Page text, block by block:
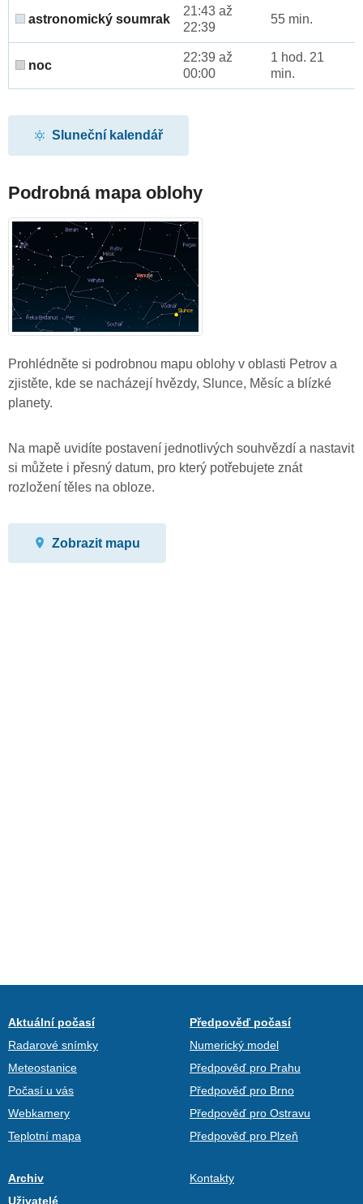
astronomický soumrak
21:43 až
22:39
55 min.
noc
22:39 až
00:00
1 hod. 21
min.
Sluneční kalendář
Podrobná mapa oblohy
Prohlédněte si podrobnou mapu oblohy v oblasti Petrov a
zjistěte, kde se nacházejí hvězdy, Slunce, Měsíc a blízké
planety.
Na mapě uvidíte postavení jednotlivých souhvězdí a nastavit
si můžete i přesný datum, pro který potřebujete znát
rozložení těles na obloze.
Zobrazit mapu
Aktuální počasí
Radarové snímky
Meteostanice
Počasí u vás
Webkamery
Teplotní mapa
Předpověď počasí
Numerický model
Předpověď pro Prahu
Předpověď pro Brno
Předpověď pro Ostravu
Předpověď pro Plzeň
Archiv
Uživatelé
Kontakty